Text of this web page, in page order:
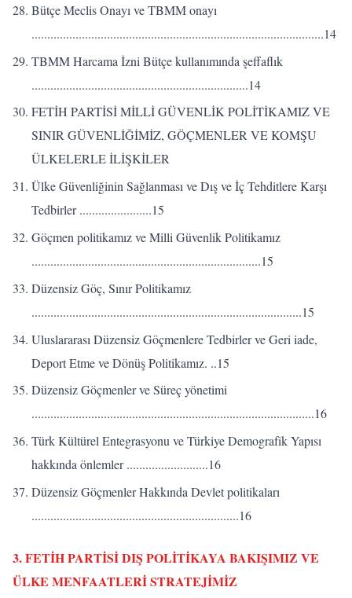
Bütçe Meclis Onayı ve TBMM onayı
.............................................................................................14
TBMM Harcama İzni Bütçe kullanımında şeffaflık
.....................................................................14
FETİH PARTİSİ MİLLİ GÜVENLİK POLİTİKAMIZ VE
SINIR GÜVENLİĞİMİZ, GÖÇMENLER VE KOMŞU
ÜLKELERLE İLİŞKİLER
Ülke Güvenliğinin Sağlanması ve Dış ve İç Tehditlere Karşı
Tedbirler .......................15
Göçmen politikamız ve Milli Güvenlik Politikamız
.........................................................................15
Düzensiz Göç, Sınır Politikamız
......................................................................................15
Uluslararası Düzensiz Göçmenlere Tedbirler ve Geri iade,
Deport Etme ve Dönüş Politikamız. ..15
Düzensiz Göçmenler ve Süreç yönetimi
..........................................................................................16
Türk Kültürel Entegrasyonu ve Türkiye Demografik Yapısı
hakkında önlemler ..........................16
Düzensiz Göçmenler Hakkında Devlet politikaları
..................................................................16
3. FETİH PARTİSİ DIŞ POLİTİKAYA BAKIŞIMIZ VE
ÜLKE MENFAATLERİ STRATEJİMİZ